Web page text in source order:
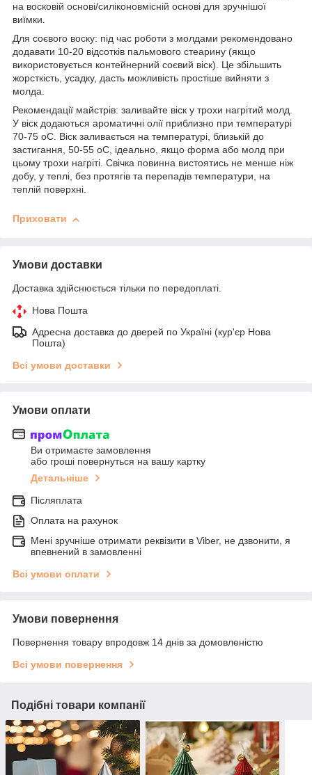
на восковій основі/силіконовмісній основі для зручнішої
виїмки.
Для соєвого воску: під час роботи з молдами рекомендовано
додавати 10-20 відсотків пальмового стеарину (якщо
використовується контейнерний соєвий віск). Це збільшить
жорсткість, усадку, дасть можливість простіше вийняти з
молда.
Рекомендації майстрів: заливайте віск у трохи нагрітий молд.
У віск додаються ароматичні олії приблизно при температурі
70-75 оС. Віск заливається на температурі, близькій до
застигання, 50-55 оС, ідеально, якщо форма або молд при
цьому трохи нагріті. Свічка повинна вистоятись не менше ніж
добу, у теплі, без протягів та перепадів температури, на
теплій поверхні.
Приховати
Умови доставки
Доставка здійснюється тільки по передоплаті.
Нова Пошта
Адресна доставка до дверей по Україні (кур'єр Нова
Пошта)
Всі умови доставки
Умови оплати
Ви отримаєте замовлення
або гроші повернуться на вашу картку
Детальніше
Післяплата
Оплата на рахунок
Мені зручніше отримати реквізити в Viber, не дзвонити, я
впевнений в замовленні
Всі умови оплати
Умови повернення
Повернення товару впродовж 14 днів за домовленістю
Всі умови повернення
Подібні товари компанії